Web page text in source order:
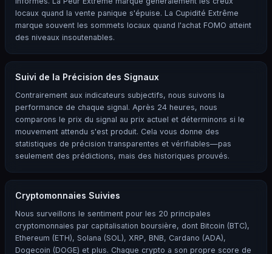
locaux quand la vente panique s'épuise. La Cupidité Extrême
marque souvent les sommets locaux quand l'achat FOMO atteint
des niveaux insoutenables.
Suivi de la Précision des Signaux
Contrairement aux indicateurs subjectifs, nous suivons la
performance de chaque signal. Après 24 heures, nous
comparons le prix du signal au prix actuel et déterminons si le
mouvement attendu s'est produit. Cela vous donne des
statistiques de précision transparentes et vérifiables—pas
seulement des prédictions, mais des historiques prouvés.
Cryptomonnaies Suivies
Nous surveillons le sentiment pour les 20 principales
cryptomonnaies par capitalisation boursière, dont Bitcoin (BTC),
Ethereum (ETH), Solana (SOL), XRP, BNB, Cardano (ADA),
Dogecoin (DOGE) et plus. Chaque crypto a son propre score de